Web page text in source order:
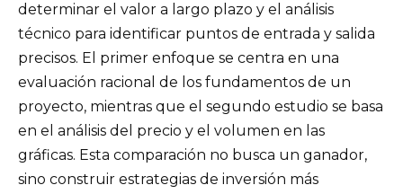
determinar el valor a largo plazo y el análisis
técnico para identificar puntos de entrada y salida
precisos. El primer enfoque se centra en una
evaluación racional de los fundamentos de un
proyecto, mientras que el segundo estudio se basa
en el análisis del precio y el volumen en las
gráficas. Esta comparación no busca un ganador,
sino construir estrategias de inversión más